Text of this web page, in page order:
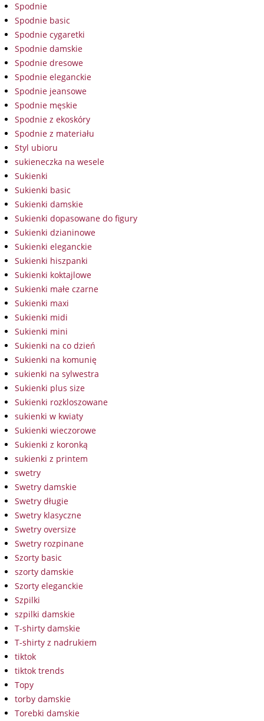
Spodnie
Spodnie basic
Spodnie cygaretki
Spodnie damskie
Spodnie dresowe
Spodnie eleganckie
Spodnie jeansowe
Spodnie męskie
Spodnie z ekoskóry
Spodnie z materiału
Styl ubioru
sukieneczka na wesele
Sukienki
Sukienki basic
Sukienki damskie
Sukienki dopasowane do figury
Sukienki dzianinowe
Sukienki eleganckie
Sukienki hiszpanki
Sukienki koktajlowe
Sukienki małe czarne
Sukienki maxi
Sukienki midi
Sukienki mini
Sukienki na co dzień
Sukienki na komunię
sukienki na sylwestra
Sukienki plus size
Sukienki rozkloszowane
sukienki w kwiaty
Sukienki wieczorowe
Sukienki z koronką
sukienki z printem
swetry
Swetry damskie
Swetry długie
Swetry klasyczne
Swetry oversize
Swetry rozpinane
Szorty basic
szorty damskie
Szorty eleganckie
Szpilki
szpilki damskie
T-shirty damskie
T-shirty z nadrukiem
tiktok
tiktok trends
Topy
torby damskie
Torebki damskie